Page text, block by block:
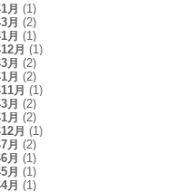
月 (1)
月 (2)
月 (1)
月 (1)
月 (2)
月 (2)
月 (1)
月 (2)
月 (2)
月 (1)
月 (2)
月 (1)
月 (1)
月 (1)